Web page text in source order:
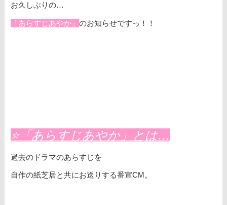
お久しぶりの…
「あらすじあやか」 のお知らせですっ！！
⭐「あらすじあやか」とは…
過去のドラマのあらすじを
自作の紙芝居と共にお送りする番宣CM。